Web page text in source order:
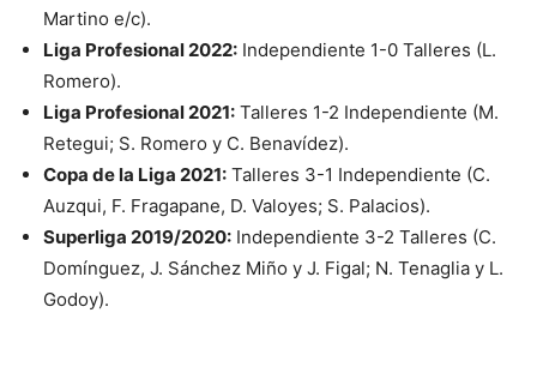
Martino e/c).
Liga Profesional 2022: Independiente 1-0 Talleres (L.
Romero).
Liga Profesional 2021: Talleres 1-2 Independiente (M.
Retegui; S. Romero y C. Benavídez).
Copa de la Liga 2021: Talleres 3-1 Independiente (C.
Auzqui, F. Fragapane, D. Valoyes; S. Palacios).
Superliga 2019/2020: Independiente 3-2 Talleres (C.
Domínguez, J. Sánchez Miño y J. Figal; N. Tenaglia y L.
Godoy).